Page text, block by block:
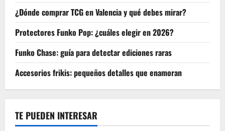
¿Dónde comprar TCG en Valencia y qué debes mirar?
Protectores Funko Pop: ¿cuáles elegir en 2026?
Funko Chase: guía para detectar ediciones raras
Accesorios frikis: pequeños detalles que enamoran
TE PUEDEN INTERESAR